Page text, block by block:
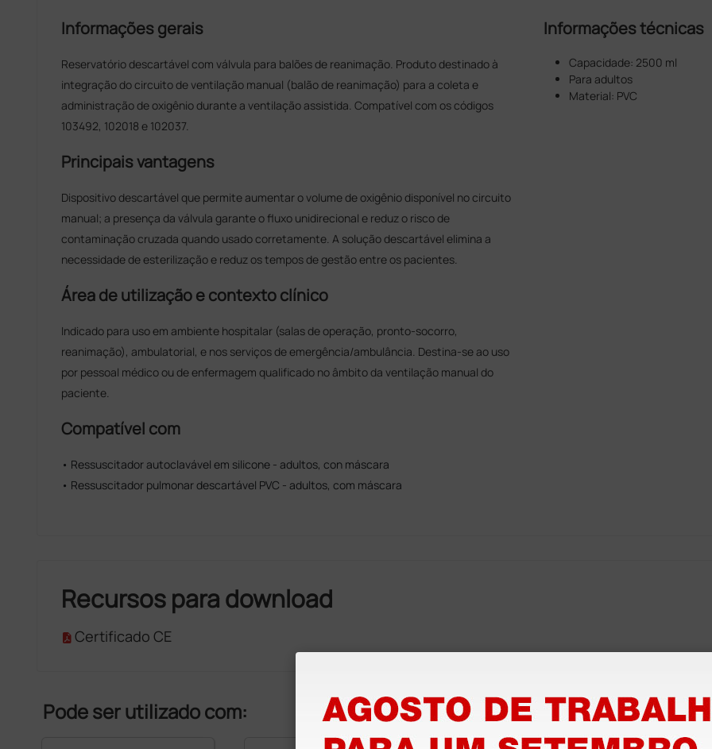
Informações gerais
Reservatório descartável com válvula para balões de reanimação. Produto destinado à
integração do circuito de ventilação manual (balão de reanimação) para a coleta e
administração de oxigênio durante a ventilação assistida. Compatível com os códigos
103492, 102018 e 102037.
Principais vantagens
Dispositivo descartável que permite aumentar o volume de oxigênio disponível no circuito
manual; a presença da válvula garante o fluxo unidirecional e reduz o risco de
contaminação cruzada quando usado corretamente. A solução descartável elimina a
necessidade de esterilização e reduz os tempos de gestão entre os pacientes.
Área de utilização e contexto clínico
Indicado para uso em ambiente hospitalar (salas de operação, pronto-socorro,
reanimação), ambulatorial, e nos serviços de emergência/ambulância. Destina-se ao uso
por pessoal médico ou de enfermagem qualificado no âmbito da ventilação manual do
paciente.
Compatível com
• Ressuscitador autoclavável em silicone - adultos, con máscara
• Ressuscitador pulmonar descartável PVC - adultos, com máscara
Informações técnicas
Capacidade: 2500 ml
Para adultos
Material: PVC
Recursos para download
Certificado CE
Pode ser utilizado com: